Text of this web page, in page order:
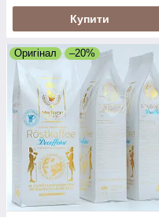
Купити
Оригінал –20%